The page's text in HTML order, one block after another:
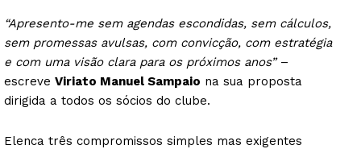
“Apresento-me sem agendas escondidas, sem cálculos,
sem promessas avulsas, com convicção, com estratégia
e com uma visão clara para os próximos anos”–
escreve Viriato Manuel Sampaio na sua proposta
dirigida a todos os sócios do clube.
Elenca três compromissos simples mas exigentes